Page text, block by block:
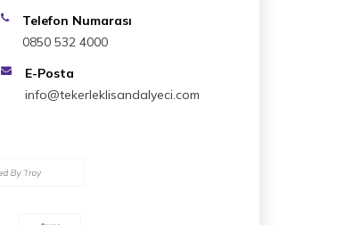
Telefon Numarası
0850 532 4000
E-Posta
info@tekerleklisandalyeci.com